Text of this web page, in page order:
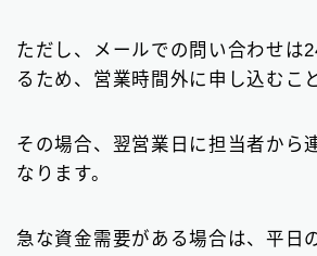
ただし、メールでの問い合わせは
るため、営業時間外に申し込むこ
その場合、翌営業日に担当者から
なります。
急な資金需要がある場合は、平日